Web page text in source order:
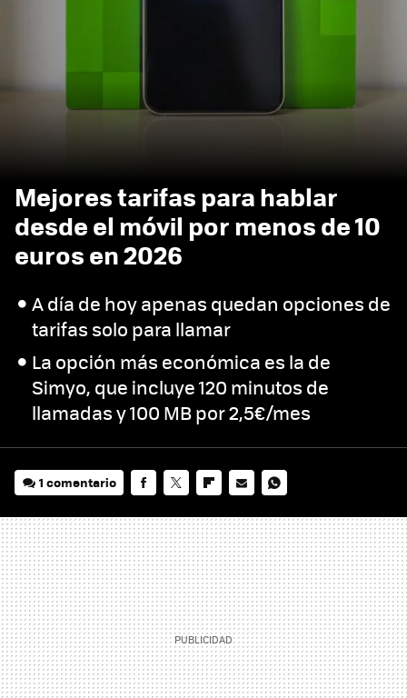
Mejores tarifas para hablar
desde el móvil por menos de 10
euros en 2026
A día de hoy apenas quedan opciones de
tarifas solo para llamar
La opción más económica es la de
Simyo, que incluye 120 minutos de
llamadas y 100 MB por 2,5€/mes
1 comentario
MAIL